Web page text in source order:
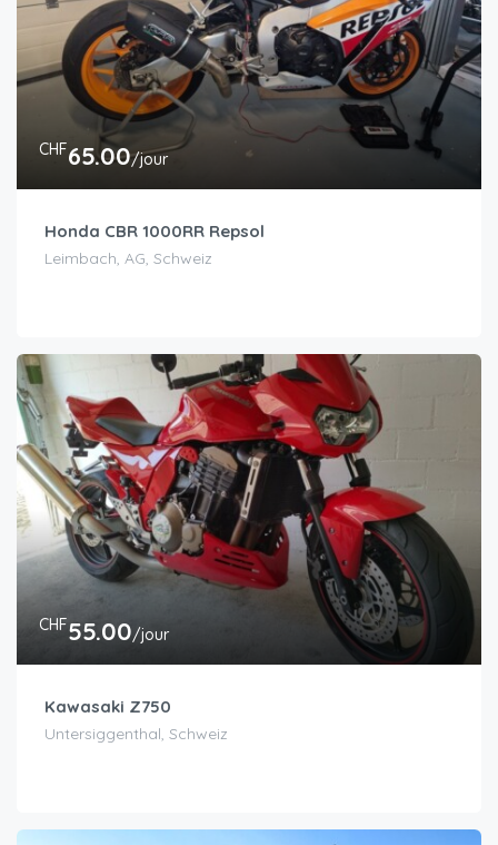
CHF65.00/jour
Honda CBR 1000RR Repsol
Leimbach, AG, Schweiz
CHF55.00/jour
Kawasaki Z750
Untersiggenthal, Schweiz